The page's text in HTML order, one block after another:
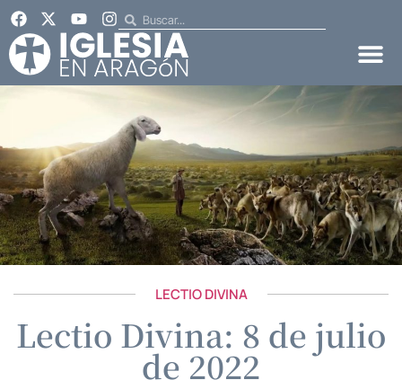
LECTIO DIVINA
Lectio Divina: 8 de julio
de 2022